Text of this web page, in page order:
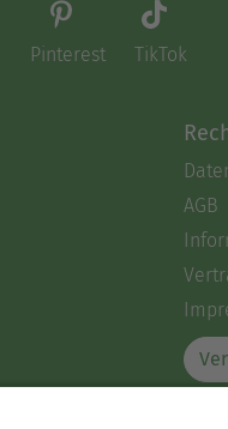
Pinterest TikTok
AGB